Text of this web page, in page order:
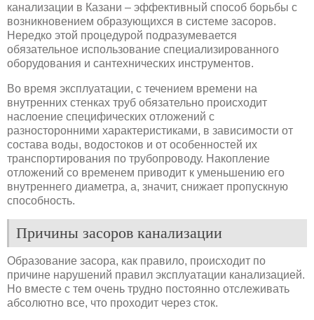
канализации в Казани – эффективный способ борьбы с
возникновением образующихся в системе засоров.
Нередко этой процедурой подразумевается
обязательное использование специализированного
оборудования и сантехнических инструментов.
Во время эксплуатации, с течением времени на
внутренних стенках труб обязательно происходит
наслоение специфических отложений с
разносторонними характеристиками, в зависимости от
состава воды, водостоков и от особенностей их
транспортирования по трубопроводу. Накопление
отложений со временем приводит к уменьшению его
внутреннего диаметра, а, значит, снижает пропускную
способность.
Причины засоров канализации
Образование засора, как правило, происходит по
причине нарушений правил эксплуатации канализацией.
Но вместе с тем очень трудно постоянно отслеживать
абсолютно все, что проходит через сток.